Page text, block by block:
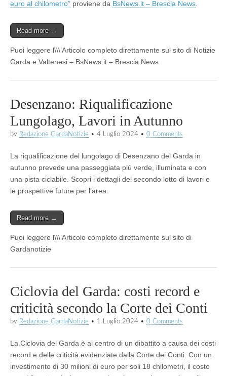
euro al chilometro” proviene da BsNews.it – Brescia News
Read more →
Puoi leggere l\\\’Articolo completo direttamente sul sito di Notizie
Garda e Valtenesi – BsNews.it – Brescia News
Desenzano: Riqualificazione
Lungolago, Lavori in Autunno
by Redazione GardaNotizie • 4 Luglio 2024 • 0 Comments
La riqualificazione del lungolago di Desenzano del Garda in
autunno prevede una passeggiata più verde, illuminata e con
una pista ciclabile. Scopri i dettagli del secondo lotto di lavori e
le prospettive future per l’area.
Read more →
Puoi leggere l\\\’Articolo completo direttamente sul sito di
Gardanotizie
Ciclovia del Garda: costi record e
criticità secondo la Corte dei Conti
by Redazione GardaNotizie • 1 Luglio 2024 • 0 Comments
La Ciclovia del Garda è al centro di un dibattito a causa dei costi
record e delle criticità evidenziate dalla Corte dei Conti. Con un
investimento di 30 milioni di euro per soli 18 chilometri, il costo